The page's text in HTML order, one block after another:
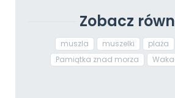
Zobacz
muszla muszelki plaża
Pamiątka znad morza